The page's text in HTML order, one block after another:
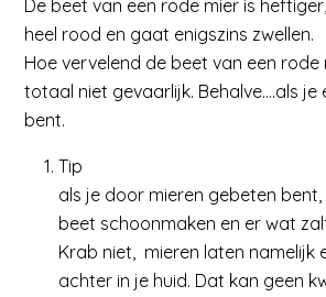
De beet van een rode mier is
heel rood en gaat enigszins zwellen.
Hoe vervelend de beet van een rode
totaal niet gevaarlijk. Behalve….als je
bent.
Tip
als je door mieren gebeten
beet schoonmaken en er wat
Krab niet, mieren laten namelijk
achter in je huid. Dat kan geen